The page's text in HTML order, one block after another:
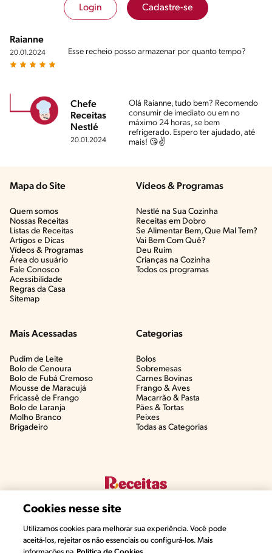
Login Cadastre-se
Raianne
20.01.2024 Esse recheio posso armazenar por quanto tempo?
Chefe
Receitas
Nestlé
20.01.2024
Olá Raianne, tudo bem? Recomendo
consumir de imediato ou em no
máximo 24 horas, se bem
refrigerado. Espero ter ajudado, até
mais! 😘✌
Mapa do Site
Quem somos
Nossas Receitas
Listas de Receitas​
Artigos e Dicas​
Vídeos & Programas​
Área do usuário
Fale Conosco
Acessibilidade
Regras da Casa
Sitemap
Vídeos & Programas​
Nestlé na Sua Cozinha
Receitas em Dobro
Se Alimentar Bem, Que Mal Tem?​
Vai Bem Com Quê?​
Deu Ruim​
Crianças na Cozinha​
Todos os programas
Mais Acessadas
Pudim de Leite
Bolo de Cenoura
Bolo de Fubá Cremoso
Mousse de Maracujá
Fricassê de Frango
Bolo de Laranja
Molho Branco
Brigadeiro
Categorias
Bolos
Sobremesas
Carnes Bovinas​
Frango & Aves​
Macarrão & Pasta​
Pães & Tortas​
Peixes
Todas as Categorias
Cookies nesse site
Utilizamos cookies para melhorar sua experiência. Você pode
aceitá-los, rejeitar os não essenciais ou configurá-los. Mais